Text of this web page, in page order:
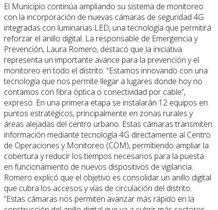
El Municipio continúa ampliando su sistema de monitoreo
con la incorporación de nuevas cámaras de seguridad 4G
integradas con luminarias LED, una tecnología que permitirá
reforzar el anillo digital. La responsable de Emergencia y
Prevención, Laura Romero, destacó que la iniciativa
representa un importante avance para la prevención y el
monitoreo en todo el distrito. “Estamos innovando con una
tecnología que nos permite llegar a lugares donde hoy no
contamos con fibra óptica o conectividad por cable”,
expresó. En una primera etapa se instalarán 12 equipos en
puntos estratégicos, principalmente en zonas rurales y
áreas alejadas del centro urbano. Estas cámaras transmiten
información mediante tecnología 4G directamente al Centro
de Operaciones y Monitoreo (COM), permitiendo ampliar la
cobertura y reducir los tiempos necesarios para la puesta
en funcionamiento de nuevos dispositivos de vigilancia.
Romero explicó que el objetivo es consolidar un anillo digital
que cubra los accesos y vías de circulación del distrito.
“Estas cámaras nos permiten avanzar más rápido en la